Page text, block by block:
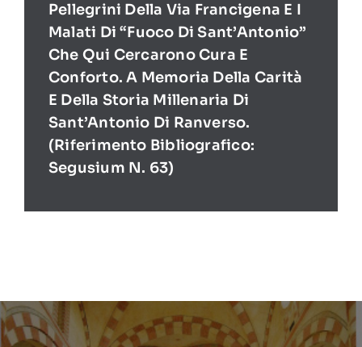
Pellegrini Della Via Francigena E I
Malati Di “Fuoco Di Sant’Antonio”
Che Qui Cercarono Cura E
Conforto. A Memoria Della Carità
E Della Storia Millenaria Di
Sant’Antonio Di Ranverso.
(Riferimento Bibliografico:
Segusium N. 63)